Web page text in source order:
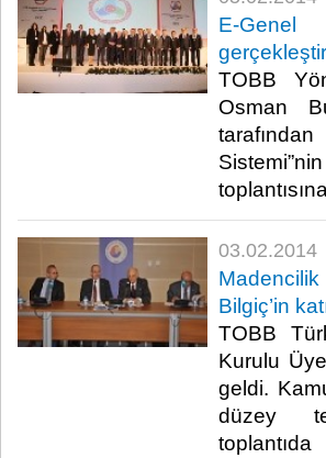
E-Genel
TOBB
Osman
03.02.2014
Bilgiç’in
TOBB
Kurulu
geldi.
düzey